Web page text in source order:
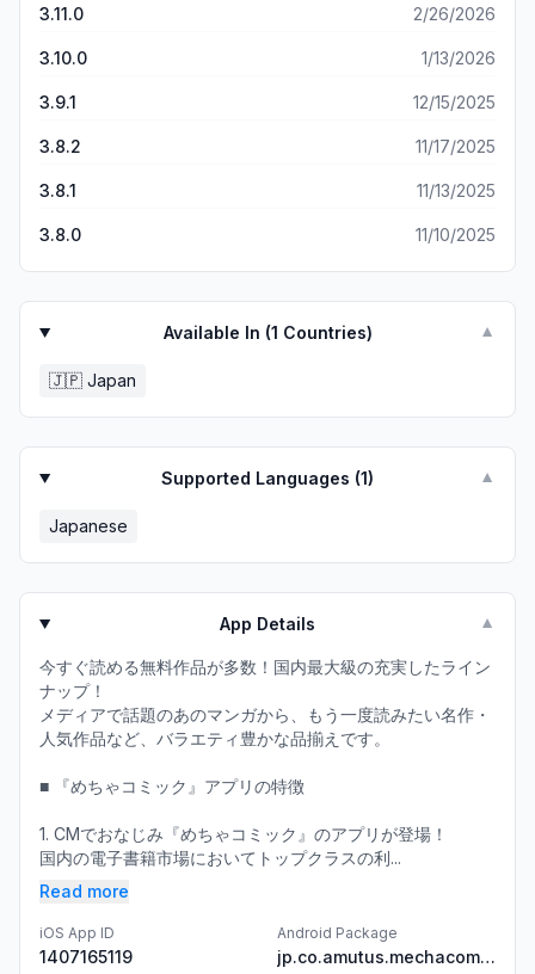
3.11.0 2/26/2026
3.10.0 1/13/2026
3.9.1 12/15/2025
3.8.2 11/17/2025
3.8.1 11/13/2025
3.8.0 11/10/2025
Available In (1 Countries) ▼
🇯🇵 Japan
Supported Languages (1) ▼
Japanese
App Details ▼
今すぐ読める無料作品が多数！国内最大級の充実したライン
ナップ！
メディアで話題のあのマンガから、もう一度読みたい名作・
人気作品など、バラエティ豊かな品揃えです。
■ 『めちゃコミック』アプリの特徴
1. CMでおなじみ『めちゃコミック』のアプリが登場！
国内の電子書籍市場においてトップクラスの利...
Read more
iOS App ID
1407165119
Android Package
jp.co.amutus.mechacomic.android.mangaapp